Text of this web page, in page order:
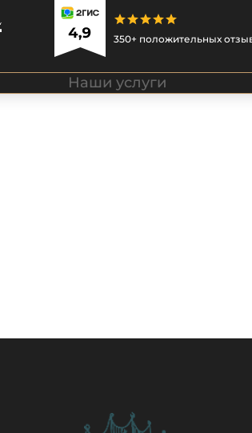
350+ положительных
Наши услуги